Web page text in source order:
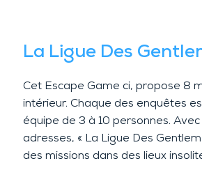
La Ligue Des
Cet Escape Game ci, propose 8
intérieur. Chaque des enquêtes
équipe de 3 à 10 personnes.
adresses, « La Ligue Des
des missions dans des lieux